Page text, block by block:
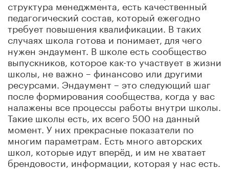
структура менеджмента, есть качественный
педагогический состав, который ежегодно
требует повышения квалификации. В таких
случаях школа готова и понимает, для чего
нужен эндаумент. В школе есть сообщество
выпускников, которое как-то участвует в жизни
школы, не важно – финансово или другими
ресурсами. Эндаумент – это следующий шаг
после формирования сообщества, когда у вас
налажены все процессы работы внутри школы.
Такие школы есть, их всего 500 на данный
момент. У них прекрасные показатели по
многим параметрам. Есть много авторских
школ, которые идут вперёд, и им не хватает
брендовости, информации, которая у нас есть.